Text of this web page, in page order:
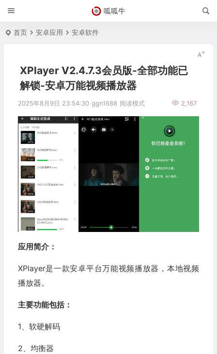
呱呱牛
首页 安卓应用 安卓软件
XPlayer V2.4.7.3会员版-全部功能已
解锁-安卓万能视频播放器
2025年8月9日 23:54:30 ggn1688 2,167
阅读模式
应用简介：
XPlayer是一款安卓平台万能视频播放器，本地视频
播放器。
主要功能包括：
1、软硬解码
2、均衡器